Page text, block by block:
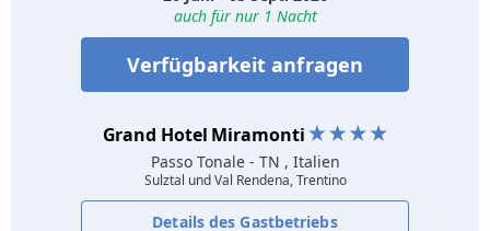
auch für nur 1 Nacht
Verfügbarkeit anfragen
Grand Hotel Miramonti
Passo Tonale - TN , Italien
Sulztal und Val Rendena, Trentino
Details des Gastbetriebs